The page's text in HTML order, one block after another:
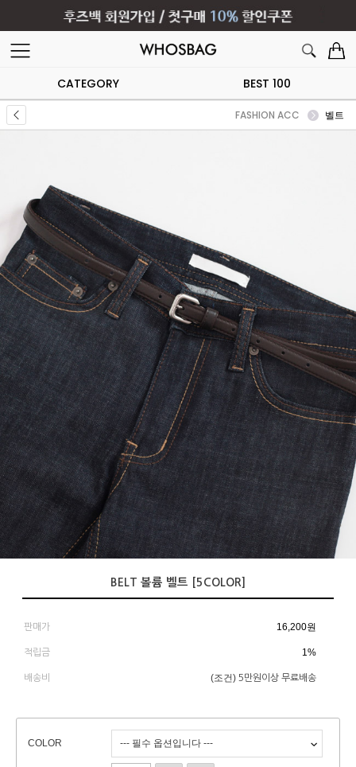
CATEGORY BEST 100
FASHION ACC 벨트
BELT 볼륨 벨트 [5COLOR]
판매가 16,200원
적립금 1%
배송비 (조건) 5만원이상 무료배송
COLOR